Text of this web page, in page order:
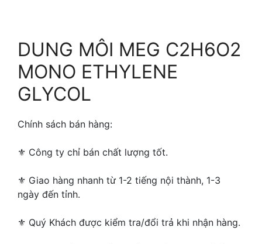
DUNG MÔI MEG C2H6O2
MONO ETHYLENE
GLYCOL
Chính sách bán hàng:
⚜ ️Công ty chỉ bán chất lượng tốt.
⚜ Giao hàng nhanh từ 1-2 tiếng nội thành, 1-3
ngày đến tỉnh.
⚜ Quý Khách được kiểm tra/đổi trả khi nhận hàng.